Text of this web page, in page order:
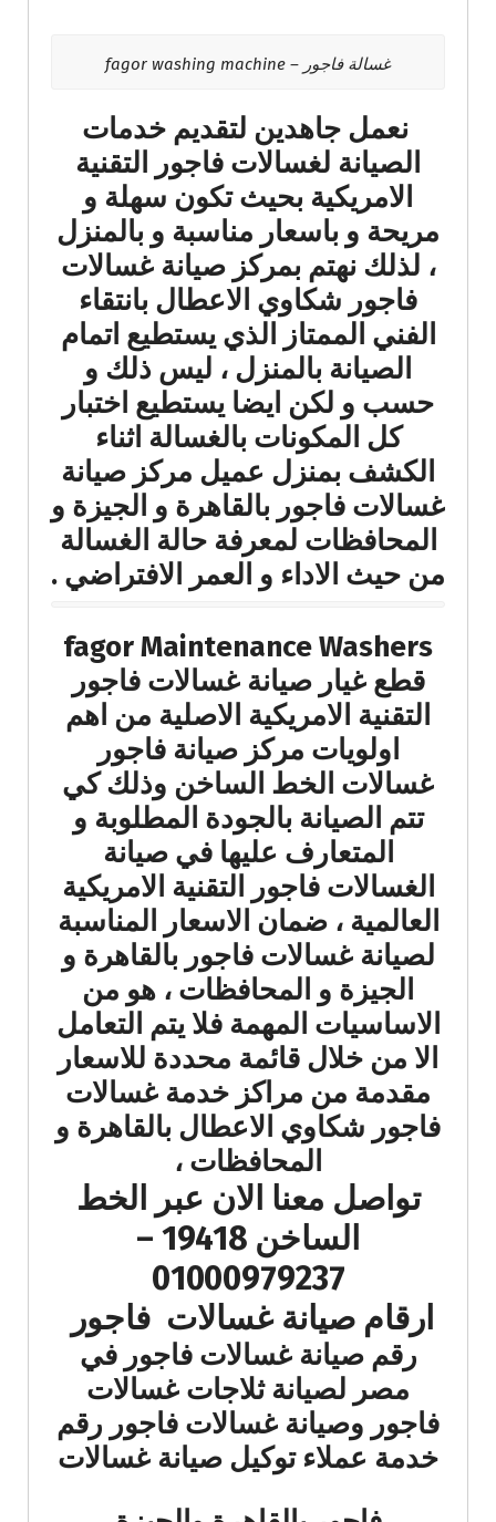
غسالة فاجور – fagor washing machine
نعمل جاهدين لتقديم خدمات
الصيانة لغسالات فاجور التقنية
الامريكية بحيث تكون سهلة و
مريحة و باسعار مناسبة و بالمنزل
، لذلك نهتم بمركز صيانة غسالات
فاجور شكاوي الاعطال بانتقاء
الفني الممتاز الذي يستطيع اتمام
الصيانة بالمنزل ، ليس ذلك و
حسب و لكن ايضا يستطيع اختبار
كل المكونات بالغسالة اثناء
الكشف بمنزل عميل مركز صيانة
غسالات فاجور بالقاهرة و الجيزة و
المحافظات لمعرفة حالة الغسالة
من حيث الاداء و العمر الافتراضي .
fagor Maintenance Washers
قطع غيار صيانة غسالات فاجور
التقنية الامريكية الاصلية من اهم
اولويات مركز صيانة فاجور
غسالات الخط الساخن وذلك كي
تتم الصيانة بالجودة المطلوبة و
المتعارف عليها في صيانة
الغسالات فاجور التقنية الامريكية
العالمية ، ضمان الاسعار المناسبة
لصيانة غسالات فاجور بالقاهرة و
الجيزة و المحافظات ، هو من
الاساسيات المهمة فلا يتم التعامل
الا من خلال قائمة محددة للاسعار
مقدمة من مراكز خدمة غسالات
فاجور شكاوي الاعطال بالقاهرة و
المحافظات ،
تواصل معنا الان عبر الخط
الساخن 19418 –
01000979237
ارقام صيانة غسالات فاجور
رقم صيانة غسالات فاجور في
مصر لصيانة ثلاجات غسالات
فاجور وصيانة غسالات فاجور رقم
خدمة عملاء توكيل صيانة غسالات